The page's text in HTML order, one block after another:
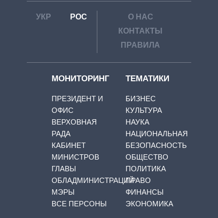
УКР РОС
О НАС
КОНТАКТЫ
ПРАВИЛА
МОНИТОРИНГ
ПРЕЗИДЕНТ И
ОФИС
ВЕРХОВНАЯ
РАДА
КАБИНЕТ
МИНИСТРОВ
ГЛАВЫ
ОБЛАДМИНИСТРАЦИЙ
МЭРЫ
ВСЕ ПЕРСОНЫ
ТЕМАТИКИ
БИЗНЕС
КУЛЬТУРА
НАУКА
НАЦИОНАЛЬНАЯ
БЕЗОПАСНОСТЬ
ОБЩЕСТВО
ПОЛИТИКА
ПРАВО
ФИНАНСЫ
ЭКОНОМИКА